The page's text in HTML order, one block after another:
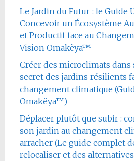
Le Jardin du Futur : le Guide
Concevoir un Écosystème
et Productif face au
Vision Omakëya™
Créer des microclimats dans
secret des jardins résilients
changement climatique
Omakëya™)
Déplacer plutôt que subir :
son jardin au changement
arracher (Le guide complet
relocaliser et des